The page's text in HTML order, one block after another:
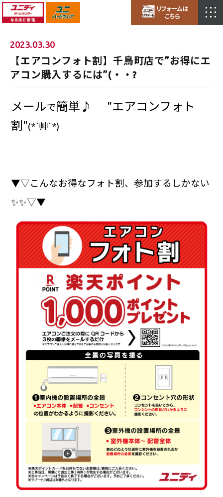
リフォームは
こちら
2023.03.30
【エアコンフォト割】千鳥町店で”お得にエ
アコン購入するには”(・・?
メールで簡単♪
"エアコンフォト
割"(*´艸`*)
▼▽こんなお得なフォト割、参加するしかない
✨✨▽▼